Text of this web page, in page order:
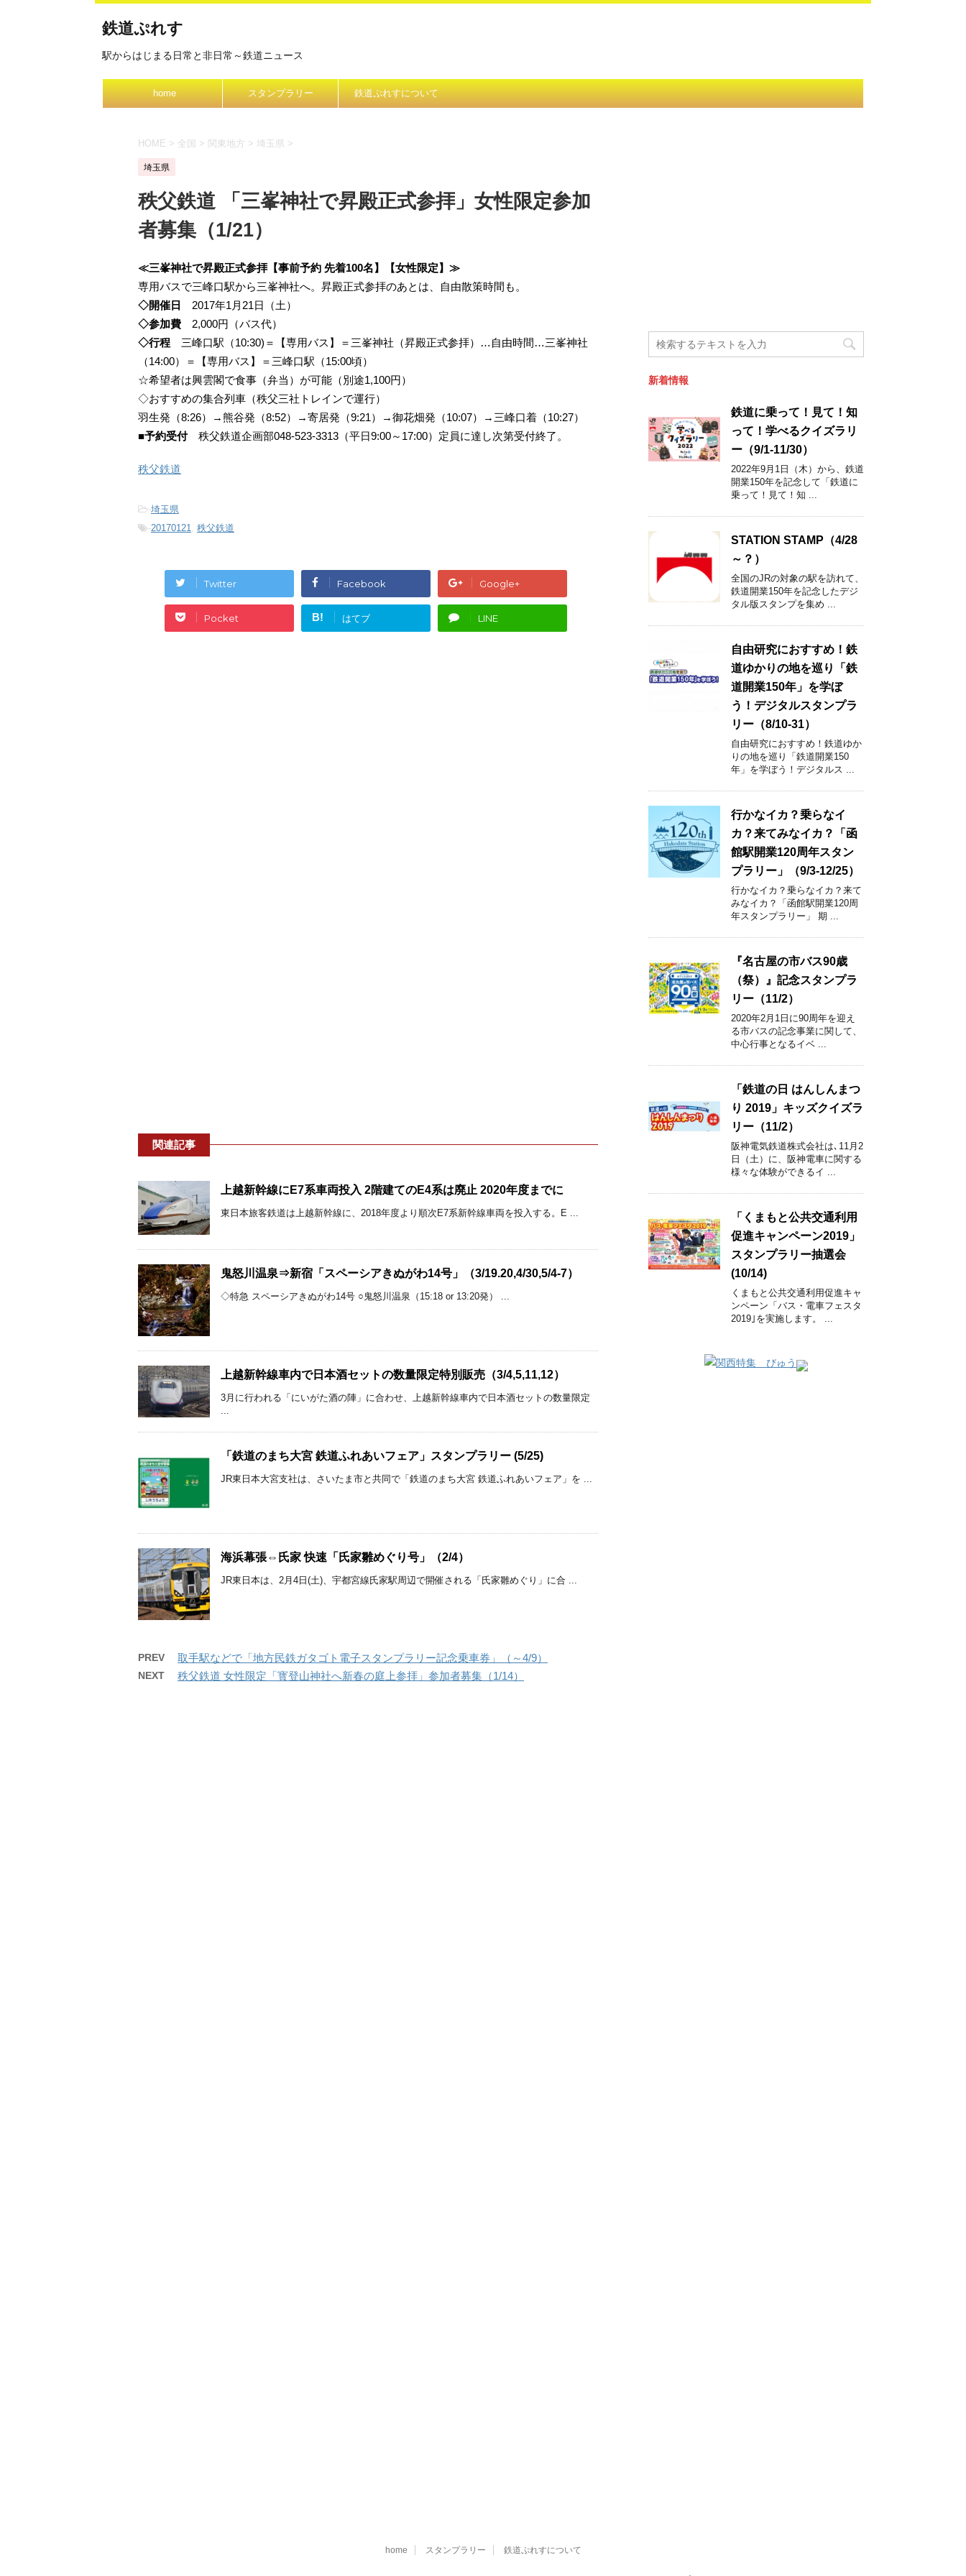
鉄道ぷれす
駅からはじまる日常と非日常～鉄道ニュース
home スタンプラリー 鉄道ぷれすについて
HOME > 全国 > 関東地方 > 埼玉県 >
埼玉県
秩父鉄道 「三峯神社で昇殿正式参拝」女性限定参加
者募集（1/21）
≪三峯神社で昇殿正式参拝【事前予約 先着100名】【女性限定】≫
専用バスで三峰口駅から三峯神社へ。昇殿正式参拝のあとは、自由散策時間も。
◇開催日
2017年1月21日（土）
◇参加費 2,000円（バス代）
◇行程 三峰口駅（10:30)＝【専用バス】＝三峯神社（昇殿正式参拝）…自由時間…三峯神社
（14:00）＝【専用バス】＝三峰口駅（15:00頃）
☆希望者は興雲閣で食事（弁当）が可能（別途1,100円）
◇おすすめの集合列車（秩父三社トレインで運行）
羽生発（8:26）→熊谷発（8:52）→寄居発（9:21）→御花畑発（10:07）→三峰口着（10:27）
■予約受付秩父鉄道企画部048-523-3313（平日9:00～17:00）定員に達し次第受付終了。
秩父鉄道
-埼玉県
-20170121, 秩父鉄道
Twitter Facebook Google+
Pocket B! はてブ LINE
関連記事
上越新幹線にE7系車両投入 2階建てのE4系は廃止 2020年度までに
東日本旅客鉄道は上越新幹線に、2018年度より順次E7系新幹線車両を投入する。E ...
鬼怒川温泉⇒新宿「スペーシアきぬがわ14号」（3/19.20,4/30,5/4-7）
◇特急 スペーシアきぬがわ14号 ○鬼怒川温泉（15:18 or 13:20発） ...
上越新幹線車内で日本酒セットの数量限定特別販売（3/4,5,11,12）
3月に行われる「にいがた酒の陣」に合わせ、上越新幹線車内で日本酒セットの数量限定
「鉄道のまち大宮 鉄道ふれあいフェア」スタンプラリー (5/25)
JR東日本大宮支社は、さいたま市と共同で「鉄道のまち大宮 鉄道ふれあいフェア」を ...
海浜幕張⇔氏家 快速「氏家雛めぐり号」（2/4）
JR東日本は、2月4日(土)、宇都宮線氏家駅周辺で開催される「氏家雛めぐり」に合 ...
PREV 取手駅などで「地方民鉄ガタゴト電子スタンプラリー記念乗車券」（～4/9）
NEXT 秩父鉄道 女性限定「寳登山神社へ新春の庭上参拝」参加者募集（1/14）
新着情報
鉄道に乗って！見て！知
って！学べるクイズラリ
ー（9/1-11/30）
2022年9月1日（木）から、鉄道
開業150年を記念して「鉄道に
乗って！見て！知 ...
STATION STAMP（4/28
～？）
全国のJRの対象の駅を訪れて、
鉄道開業150年を記念したデジ
タル版スタンプを集め ...
自由研究におすすめ！鉄
道ゆかりの地を巡り「鉄
道開業150年」を学ぼ
う！デジタルスタンプラ
リー（8/10-31）
自由研究におすすめ！鉄道ゆか
りの地を巡り「鉄道開業150
年」を学ぼう！デジタルス ...
行かなイカ？乗らなイ
カ？来てみなイカ？「函
館駅開業120周年スタン
プラリー」（9/3-12/25）
行かなイカ？乗らなイカ？来て
みなイカ？「函館駅開業120周
年スタンプラリー」 期 ...
『名古屋の市バス90歳
（祭）』記念スタンプラ
リー（11/2）
2020年2月1日に90周年を迎え
る市バスの記念事業に関して、
中心行事となるイベ ...
「鉄道の日 はんしんまつ
り 2019」キッズクイズラ
リー（11/2）
阪神電気鉄道株式会社は､11月2
日（土）に、阪神電車に関する
様々な体験ができるイ ...
「くまもと公共交通利用
促進キャンペーン2019」
スタンプラリー抽選会
(10/14)
くまもと公共交通利用促進キャ
ンペーン「バス・電車フェスタ
2019｣を実施します。 ...
home スタンプラリー 鉄道ぷれすについて